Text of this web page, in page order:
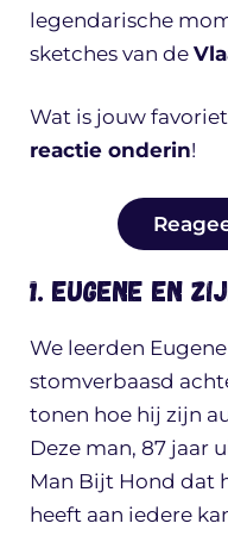
legendarische
sketches van de
Wat is jouw
reactie onderin!
1. Eugene en
We leerden
stomverbaasd
tonen hoe hij zijn
Deze man, 87 jaar
Man Bijt Hond dat
heeft aan iedere